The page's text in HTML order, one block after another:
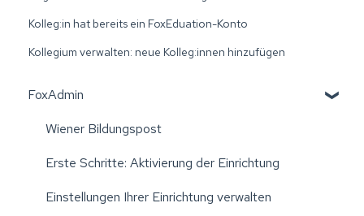
Kolleg:in hat bereits ein FoxEduation-Konto
Kollegium verwalten: neue Kolleg:innen hinzufügen
FoxAdmin
Wiener Bildungspost
Erste Schritte: Aktivierung der Einrichtung
Einstellungen Ihrer Einrichtung verwalten